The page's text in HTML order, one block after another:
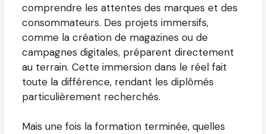
comprendre les attentes des marques et des
consommateurs. Des projets immersifs,
comme la création de magazines ou de
campagnes digitales, préparent directement
au terrain. Cette immersion dans le réel fait
toute la différence, rendant les diplômés
particulièrement recherchés.
Mais une fois la formation terminée, quelles